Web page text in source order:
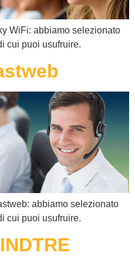
WiFi: abbiamo selezionato
cui puoi usufruire.
abbiamo selezionato
cui puoi usufruire.